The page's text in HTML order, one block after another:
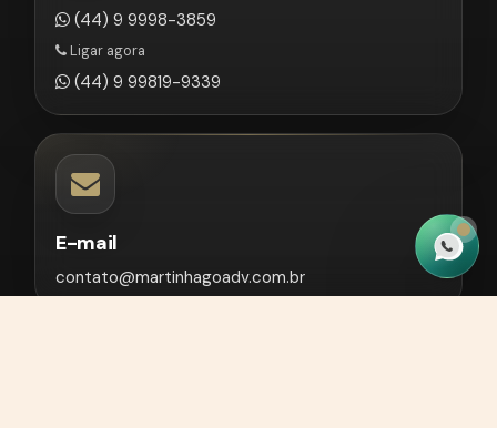
(44) 9 9998-3859
Ligar agora
(44) 9 99819-9339
E-mail
contato@martinhagoadv.com.br